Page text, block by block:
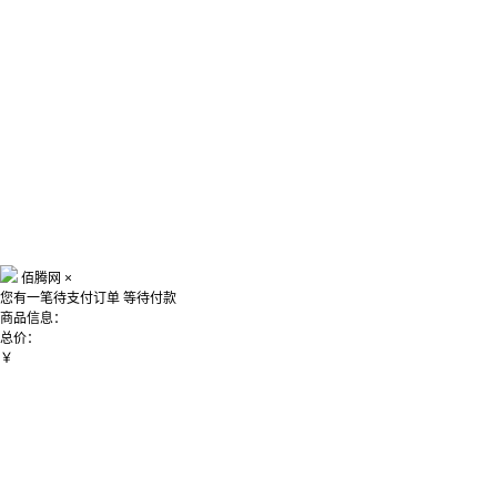
佰腾网 ×
您有一笔待支付订单 等待付款
商品信息：
总价：
￥